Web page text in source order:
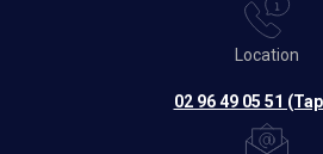
Location
02 96 49 05 51